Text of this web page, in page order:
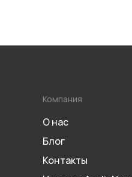
Компания
О нас
Блог
Контакты